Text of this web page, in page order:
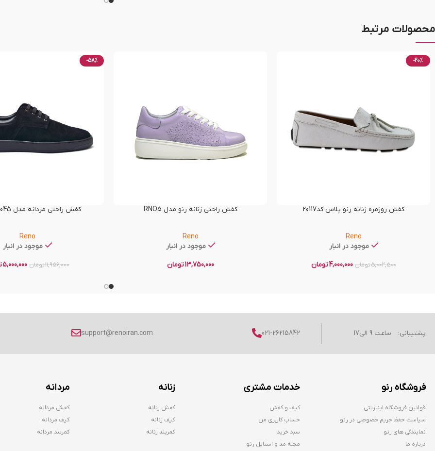
محصولات مرتبط
-20%
کفش روزمره زنانه رنو پلاس کد20117
Reno
موجود در انبار
5,002,500تومان 4,000,000تومان
کفش راحتی زنانه رنو مدل RNO5
Reno
موجود در انبار
13,750,000تومان
-58%
کفش راحتی مردانه مدل RENO-60045
Reno
موجود در انبار
11,956,000تومان 5,000,000
پشتیبانی: ساعت 9 الی17 021-26215842
support@renoiran.com
فروشگاه رنو
قوانین فروشگاه اینترنتی
سیاست حفظ حریم خصوصی در رنو
نمایندگی های رنو
درباره ما
خدمات مشتری
کیف و کفش
حساب کاربری من
سبد خرید
مجله مد و استایل رنو
زنانه
کفش زنانه
کیف زنانه
کمربند زنانه
مردانه
کفش مردانه
کیف مردانه
کمربند مردانه